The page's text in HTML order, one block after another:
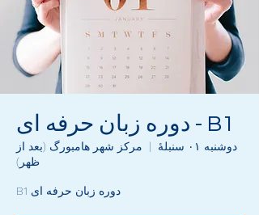
B1 - دوره زبان حرفه ای
دوشنبه ۰۱ سنبلهٔ
  |
مرکز شهر هامبورگ (بعد از
ظهر)
دوره زبان حرفه ای B1